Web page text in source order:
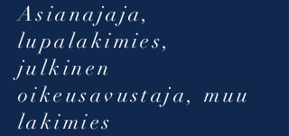
Asianajaja,
lupalakimies,
julkinen
oikeusavustaja, muu
lakimies